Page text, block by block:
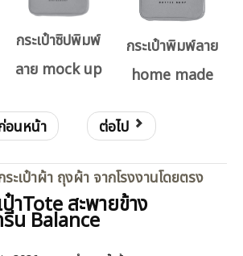
กระเป๋าซิปพิมพ์
ลาย mock up
กระเป๋าพิมพ์ลาย
home made
อนหน้า ต่อไป
ะเป๋าผ้า ถุงผ้า จากโรงงานโดยตรง
าTote สะพายข้าง
น Balance